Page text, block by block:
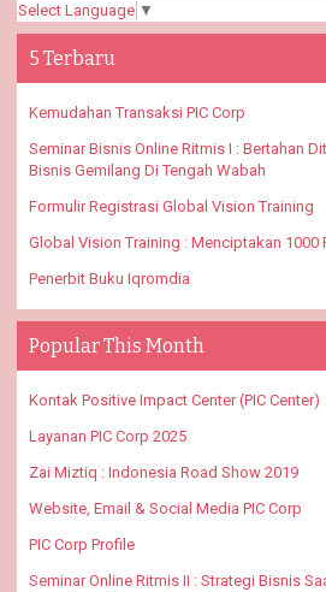
Select Language ▼
5 Terbaru
Kemudahan Transaksi PIC Corp
Seminar Bisnis Online Ritmis I : Bertahan
Bisnis Gemilang Di Tengah Wabah
Formulir Registrasi Global Vision Training
Global Vision Training : Menciptakan 1000
Penerbit Buku Iqromdia
Popular This Month
Kontak Positive Impact Center (PIC Center)
Layanan PIC Corp 2025
Zai Miztiq : Indonesia Road Show 2019
Website, Email & Social Media PIC Corp
PIC Corp Profile
Seminar Online Ritmis II : Strategi Bisnis